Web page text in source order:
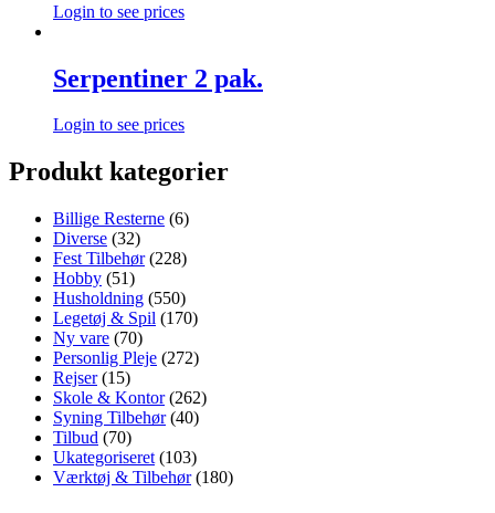
Login to see prices
Serpentiner 2 pak.
Login to see prices
Produkt kategorier
Billige Resterne (6)
Diverse (32)
Fest Tilbehør (228)
Hobby (51)
Husholdning (550)
Legetøj & Spil (170)
Ny vare (70)
Personlig Pleje (272)
Rejser (15)
Skole & Kontor (262)
Syning Tilbehør (40)
Tilbud (70)
Ukategoriseret (103)
Værktøj & Tilbehør (180)